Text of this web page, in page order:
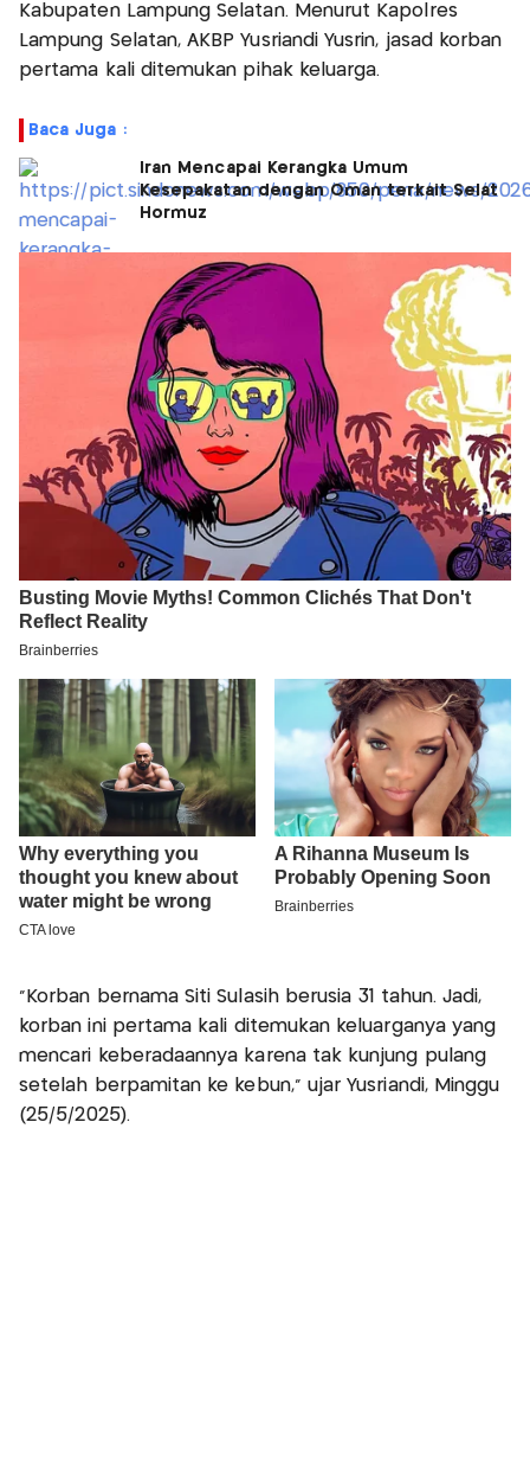
Kabupaten Lampung Selatan. Menurut Kapolres
Lampung Selatan, AKBP Yusriandi Yusrin, jasad korban
pertama kali ditemukan pihak keluarga.
Baca Juga :
Iran Mencapai Kerangka Umum
Kesepakatan dengan Oman terkait Selat
Hormuz
"Korban bernama Siti Sulasih berusia 31 tahun. Jadi,
korban ini pertama kali ditemukan keluarganya yang
mencari keberadaannya karena tak kunjung pulang
setelah berpamitan ke kebun," ujar Yusriandi, Minggu
(25/5/2025).